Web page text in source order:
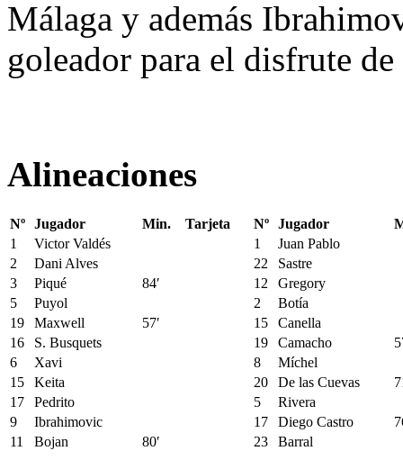
Málaga y además
goleador para el disfrute
Alineaciones
Nº Jugador Min. Tarjeta Nº Jugador
1
Victor Valdés 1
Juan Pablo
2
Dani Alves 22
Sastre
3
Piqué 84′ 12
Gregory
5
Puyol 2
Botía
19
Maxwell 57′ 15
Canella
16
S. Busquets 19 Camacho
6
Xavi 8
Míchel
15
Keita 20 De las Cuevas
17
Pedrito 5
Rivera
9
Ibrahimovic 17 Diego Castro
11
Bojan 80′ 23 Barral